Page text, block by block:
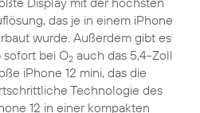
das je in einem iPhone
wurde. Außerdem gibt es
sofort bei O2auch das 5,4-Zoll
iPhone 12 mini, das die
Technologie des
12 in einer kompakten